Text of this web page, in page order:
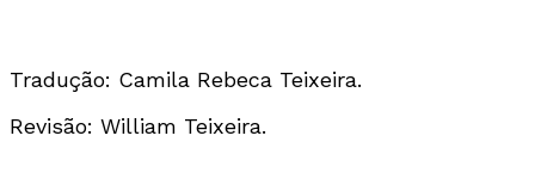
Tradução: Camila Rebeca Teixeira.
Revisão: William Teixeira.